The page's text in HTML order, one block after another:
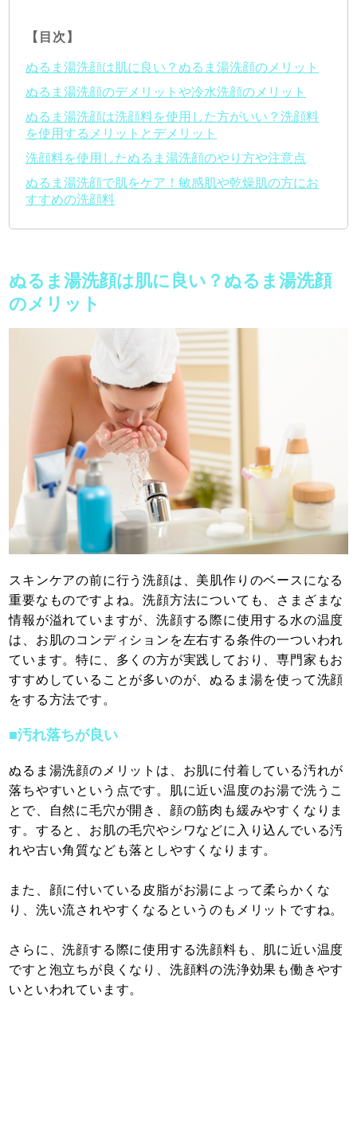
【目次】
ぬるま湯洗顔は肌に良い？ぬるま湯洗顔のメリット
ぬるま湯洗顔のデメリットや冷水洗顔のメリット
ぬるま湯洗顔は洗顔料を使用した方がいい？洗顔料
を使用するメリットとデメリット
洗顔料を使用したぬるま湯洗顔のやり方や注意点
ぬるま湯洗顔で肌をケア！敏感肌や乾燥肌の方にお
すすめの洗顔料
ぬるま湯洗顔は肌に良い？ぬるま湯洗顔
のメリット
スキンケアの前に行う洗顔は、美肌作りのベースになる
重要なものですよね。洗顔方法についても、さまざまな
情報が溢れていますが、洗顔する際に使用する水の温度
は、お肌のコンディションを左右する条件の一ついわれ
ています。特に、多くの方が実践しており、専門家もお
すすめしていることが多いのが、ぬるま湯を使って洗顔
をする方法です。
■汚れ落ちが良い
ぬるま湯洗顔のメリットは、お肌に付着している汚れが
落ちやすいという点です。肌に近い温度のお湯で洗うこ
とで、自然に毛穴が開き、顔の筋肉も緩みやすくなりま
す。すると、お肌の毛穴やシワなどに入り込んでいる汚
れや古い角質なども落としやすくなります。
また、顔に付いている皮脂がお湯によって柔らかくな
り、洗い流されやすくなるというのもメリットですね。
さらに、洗顔する際に使用する洗顔料も、肌に近い温度
ですと泡立ちが良くなり、洗顔料の洗浄効果も働きやす
いといわれています。